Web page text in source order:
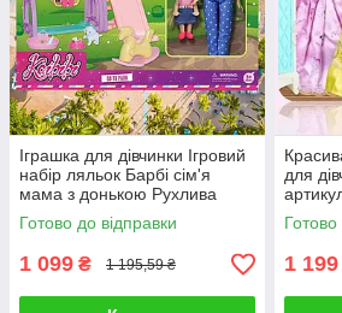
Іграшка для дівчинки Ігровий
набір ляльок Барбі сім'я
мама з донькою Рухлива
лялька 30 см з аксесуарами
гойдалка
Готово до відправки
1 099 ₴ 1 195,59 ₴
для
Готово
1 199